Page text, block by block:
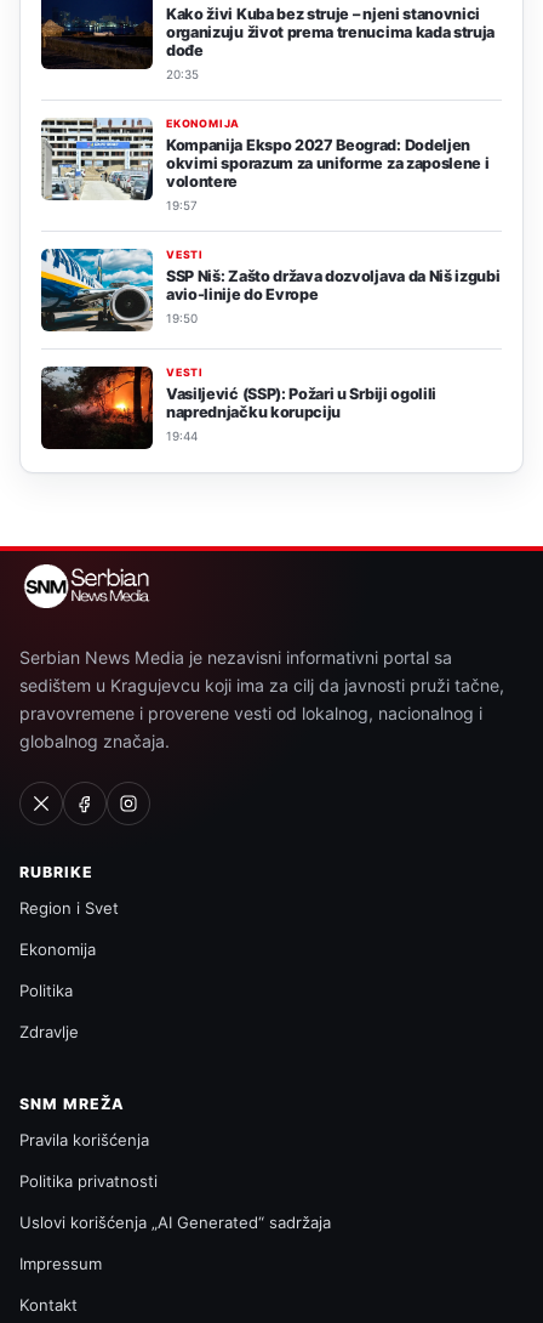
Kako živi Kuba bez struje – njeni stanovnici
organizuju život prema trenucima kada struja
dođe
20:35
EKONOMIJA
Kompanija Ekspo 2027 Beograd: Dodeljen
okvirni sporazum za uniforme za zaposlene i
volontere
19:57
VESTI
SSP Niš: Zašto država dozvoljava da Niš izgubi
avio-linije do Evrope
19:50
VESTI
Vasiljević (SSP): Požari u Srbiji ogolili
naprednjačku korupciju
19:44
Serbian News Media je nezavisni informativni portal sa
sedištem u Kragujevcu koji ima za cilj da javnosti pruži tačne,
pravovremene i proverene vesti od lokalnog, nacionalnog i
globalnog značaja.
RUBRIKE
Region i Svet
Ekonomija
Politika
Zdravlje
SNM MREŽA
Pravila korišćenja
Politika privatnosti
Uslovi korišćenja „AI Generated“ sadržaja
Impressum
Kontakt